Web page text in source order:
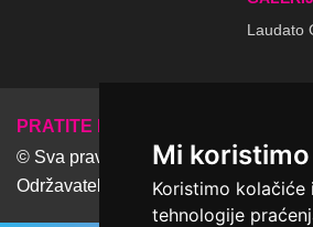
Mi
Koristimo kolačiće
tehnologije
Laudato
PRATITE NAS
© Sva prava pridržana Udruga Ime
Održavatelj Netcom d.o.o., Riva 6,